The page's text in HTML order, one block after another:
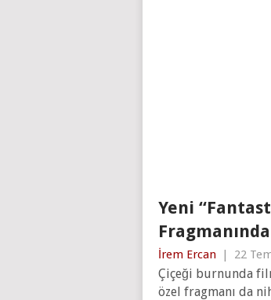
Yeni
İrem Ercan | 22
Çiçeği burnunda
özel fragmanı da